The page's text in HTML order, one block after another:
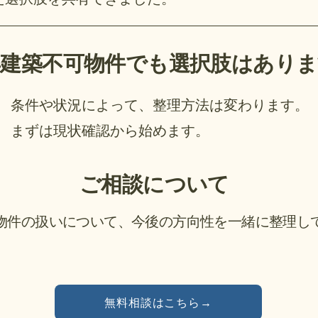
築不可物件でも選択肢はあり
条件や状況によって、整理方法は変わります。
まずは現状確認から始めます。
ご相談について
件の扱いについて、今後の方向性を一緒に整理し
無料相談はこちら→